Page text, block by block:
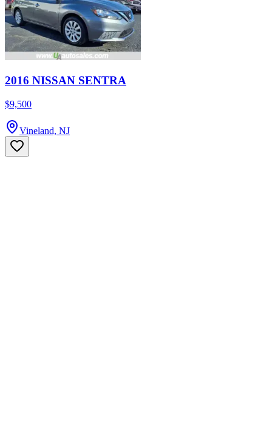
2016 NISSAN SENTRA
$9,500
Vineland, NJ